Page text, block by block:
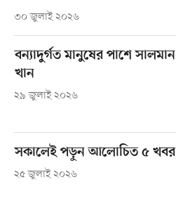
৩০ জুলাই ২০২৬
বন্যাদুর্গত মানুষের পাশে সালমান
খান
২৯ জুলাই ২০২৬
সকালেই পড়ুন আলোচিত ৫ খবর
২৫ জুলাই ২০২৬